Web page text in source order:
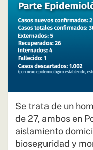
Se trata de un
de 27, ambos en
aislamiento
bioseguridad y